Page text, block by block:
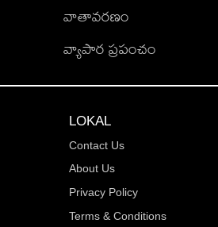
వాతావరణం
వ్యాపార ప్రపంచం
LOKAL
Contact Us
About Us
Privacy Policy
Terms & Conditions